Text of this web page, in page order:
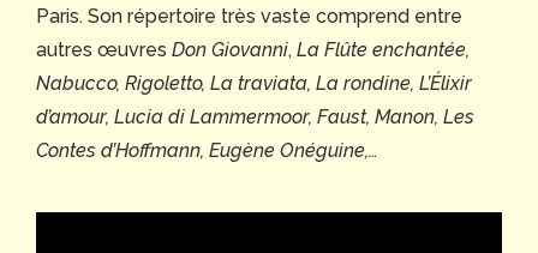
Paris. Son répertoire très vaste comprend entre
autres œuvres Don Giovanni, La Flûte enchantée,
Nabucco, Rigoletto, La traviata, La rondine, L’Élixir
d’amour, Lucia di Lammermoor, Faust, Manon, Les
Contes d’Hoffmann, Eugène Onéguine,…